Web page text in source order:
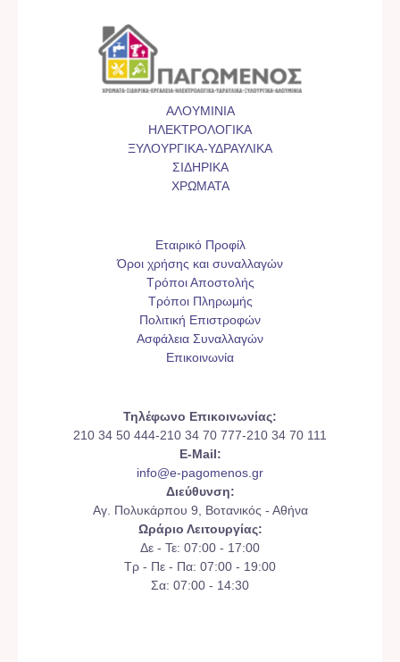
ΑΛΟΥΜΙΝΙΑ
ΗΛΕΚΤΡΟΛΟΓΙΚΑ
ΞΥΛΟΥΡΓΙΚΑ-ΥΔΡΑΥΛΙΚΑ
ΣΙΔΗΡΙΚΑ
ΧΡΩΜΑΤΑ
Εταιρικό Προφίλ
Όροι χρήσης και συναλλαγών
Τρόποι Αποστολής
Τρόποι Πληρωμής
Πολιτική Επιστροφών
Ασφάλεια Συναλλαγών
Επικοινωνία
Τηλέφωνο Επικοινωνίας:
210 34 50 444-210 34 70 777-210 34 70 111
E-Mail:
info@e-pagomenos.gr
Διεύθυνση:
Αγ. Πολυκάρπου 9, Βοτανικός - Αθήνα
Ωράριο Λειτουργίας:
Δε - Τε: 07:00 - 17:00
Τρ - Πε - Πα: 07:00 - 19:00
Σα: 07:00 - 14:30